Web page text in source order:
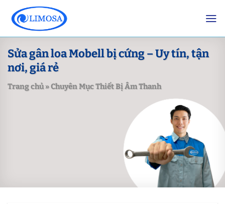
content
Sửa gân loa Mobell bị cứng – Uy tín, tận
nơi, giá rẻ
Trang chủ»Chuyên Mục Thiết Bị Âm Thanh